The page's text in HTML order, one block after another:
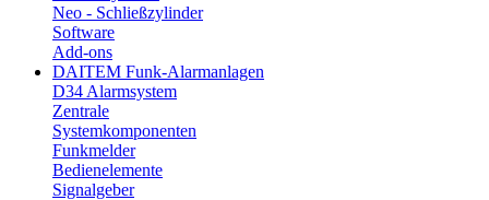
Neo - Schließzylinder
Software
Add-ons
DAITEM Funk-Alarmanlagen
D34 Alarmsystem
Zentrale
Systemkomponenten
Funkmelder
Bedienelemente
Signalgeber